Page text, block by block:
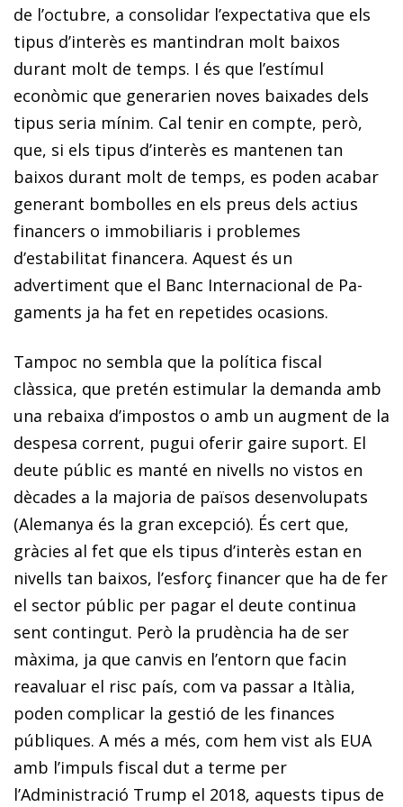
de l’octubre, a consolidar l’expectativa que els
tipus d’interès es mantindran molt baixos
durant molt de temps. I és que l’estímul
econòmic que generarien noves baixades dels
tipus seria mínim. Cal tenir en compte, però,
que, si els tipus d’interès es mantenen tan
baixos durant molt de temps, es poden acabar
generant bombolles en els preus dels actius
financers o immobiliaris i problemes
d’estabilitat financera. Aquest és un
advertiment que el Banc Internacional de Pa­­
gaments ja ha fet en repetides ocasions.
Tampoc no sembla que la política fiscal
clàssica, que pretén estimular la demanda amb
una rebaixa d’impostos o amb un augment de la
despesa corrent, pugui oferir gaire su­­port. El
deute públic es manté en nivells no vistos en
dècades a la majoria de països desenvolupats
(Alemanya és la gran excepció). És cert que,
gràcies al fet que els tipus d’interès estan en
nivells tan baixos, l’esforç financer que ha de fer
el sector públic per pagar el deute continua
sent contingut. Però la prudència ha de ser
màxima, ja que canvis en l’entorn que facin
reavaluar el risc país, com va passar a Itàlia,
poden complicar la gestió de les finances
públiques. A més a més, com hem vist als EUA
amb l’impuls fiscal dut a terme per
l’Administració Trump el 2018, aquests tipus de